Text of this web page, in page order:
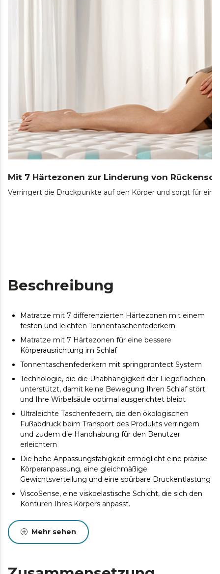
Mit 7 Härtezonen zur Linderung von
Verringert die Druckpunkte auf den Körper und sorgt für
Beschreibung
Matratze mit 7 differenzierten Härtezonen mit einem
festen und leichten Tonnentaschenfederkern
Matratze mit 7 Härtezonen für eine bessere
Körperausrichtung im Schlaf
Tonnentaschenfederkern mit springprontect System
Technologie, die die Unabhängigkeit der Liegeflächen
unterstützt, damit keine Bewegung Ihren Schlaf stört
und Ihre Wirbelsäule optimal ausgerichtet bleibt
Ultraleichte Taschenfedern, die den ökologischen
Fußabdruck beim Transport des Produkts verringern
und zudem die Handhabung für den Benutzer
erleichtern
Die hohe Anpassungsfähigkeit ermöglicht eine präzise
Körperanpassung, eine gleichmäßige
Gewichtsverteilung und eine spürbare Druckentlastung
ViscoSense, eine viskoelastische Schicht, die sich den
Konturen Ihres Körpers anpasst.
Atmungsaktivität, Widerstandsfähigkeit und
Pflegeleichtigkeit bietet.
Mehr sehen